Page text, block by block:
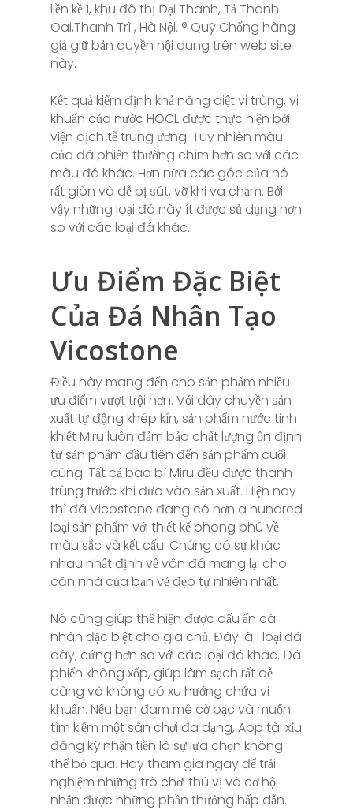
liền kề 1, khu đô thị Đại Thanh, Tả Thanh
Oai,Thanh Trì , Hà Nội. ® Quỹ Chống hàng
giả giữ bản quyền nội dung trên web site
này.
Kết quả kiểm định khả năng diệt vi trùng, vi
khuẩn của nước HOCL được thực hiện bởi
viện dịch tễ trung ương. Tuy nhiên màu
của đá phiến thường chìm hơn so với các
màu đá khác. Hơn nữa các góc của nó
rất giòn và dễ bị sút, vỡ khi va chạm. Bởi
vậy những loại đá này ít được sủ dụng hơn
so với các loại đá khác.
Ưu Điểm Đặc Biệt
Của Đá Nhân Tạo
Vicostone
Điều này mang đến cho sản phẩm nhiều
ưu điểm vượt trội hơn. Với dây chuyền sản
xuất tự động khép kín, sản phẩm nước tinh
khiết Miru luôn đảm bảo chất lượng ổn định
từ sản phẩm đầu tiên đến sản phẩm cuối
cùng. Tất cả bao bì Miru đều được thanh
trùng trước khi đưa vào sản xuất. Hiện nay
thì đá Vicostone đang có hơn a hundred
loại sản phẩm với thiết kế phong phú về
màu sắc và kết cấu. Chúng có sự khác
nhau nhất định về vân đá mang lại cho
căn nhà của bạn vẻ đẹp tự nhiên nhất.
Nó cũng giúp thể hiện được dấu ấn cá
nhân đặc biệt cho gia chủ. Đây là 1 loại đá
dày, cứng hơn so với các loại đá khác. Đá
phiến không xốp, giúp làm sạch rất dễ
dàng và không có xu hướng chứa vi
khuẩn. Nếu bạn đam mê cờ bạc và muốn
tìm kiếm một sân chơi đa dạng, App tài xỉu
đăng ký nhận tiền là sự lựa chọn không
thể bỏ qua. Hãy tham gia ngay để trải
nghiệm những trò chơi thú vị và cơ hội
nhận được những phần thưởng hấp dẫn.